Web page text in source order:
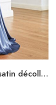
Robe de soirée bleu en satin décolleté carré longue fendue sirène